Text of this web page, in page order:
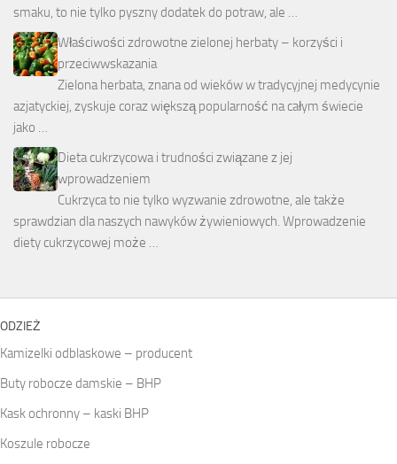
smaku, to nie tylko pyszny dodatek do potraw, ale …
Właściwości zdrowotne zielonej herbaty – korzyści i
przeciwwskazania
Zielona herbata, znana od wieków w tradycyjnej medycynie
azjatyckiej, zyskuje coraz większą popularność na całym świecie
jako …
Dieta cukrzycowa i trudności związane z jej
wprowadzeniem
Cukrzyca to nie tylko wyzwanie zdrowotne, ale także
sprawdzian dla naszych nawyków żywieniowych. Wprowadzenie
diety cukrzycowej może …
ODZIEŻ
Kamizelki odblaskowe – producent
Buty robocze damskie – BHP
Kask ochronny – kaski BHP
Koszule robocze